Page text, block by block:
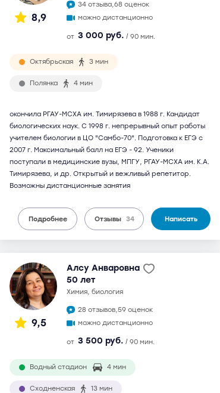
8,9
34 отзыва,68 оценок
можно дистанционно
от 3 000 руб. / 90 мин.
Октябрьская 3 мин
Полянка 4 мин
окончила РГАУ-МСХА им. Тимирязева в 1988 г. Кандидат
биологических наук. С 1998 г. непрерывный опыт работы
учителем биологии в ЦО "Самбо-70". Подготовка к ЕГЭ с
2007 г. Максимальный балл на ЕГЭ - 92. Ученики
поступали в медицинские вузы, МПГУ, РГАУ-МСХА им. К.А.
Тимирязева, и др. Открытый и вежливый репетитор.
Возможны дистанционные занятия
Подробнее Отзывы 34 Написать
9,5
Алсу Анваровна
50 лет
химия, биология
28 отзывов,59 оценок
можно дистанционно
от 3 500 руб. / 90 мин.
Водный стадион 4 мин
Сходненская 13 мин